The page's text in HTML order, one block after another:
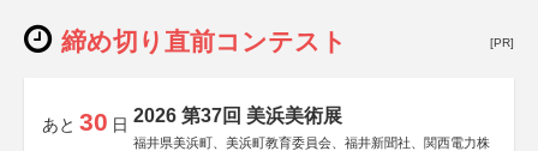
締め切り直前コンテスト [PR]
あと 30 日 2026 第37回 美浜美術展
福井県美浜町、美浜町教育委員会、福井新聞社、関西電力株